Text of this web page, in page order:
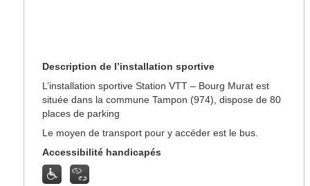
Description de l’installation sportive
L’installation sportive Station VTT – Bourg Murat est
située dans la commune Tampon (974), dispose de 80
places de parking
Le moyen de transport pour y accéder est le bus.
Accessibilité handicapés